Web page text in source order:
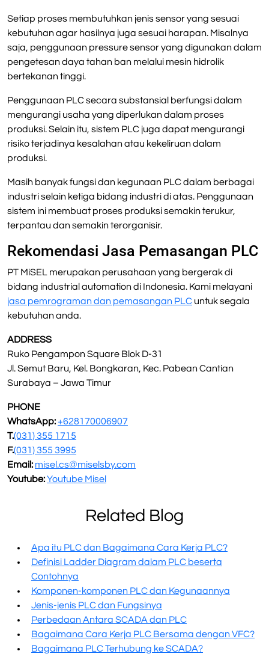
Setiap proses membutuhkan jenis sensor yang sesuai
kebutuhan agar hasilnya juga sesuai harapan. Misalnya
saja, penggunaan pressure sensor yang digunakan dalam
pengetesan daya tahan ban melalui mesin hidrolik
bertekanan tinggi.
Penggunaan PLC secara substansial berfungsi dalam
mengurangi usaha yang diperlukan dalam proses
produksi. Selain itu, sistem PLC juga dapat mengurangi
risiko terjadinya kesalahan atau kekeliruan dalam
produksi.
Masih banyak fungsi dan kegunaan PLC dalam berbagai
industri selain ketiga bidang industri di atas. Penggunaan
sistem ini membuat proses produksi semakin terukur,
terpantau dan semakin terorganisir.
Rekomendasi Jasa Pemasangan PLC
PT MiSEL merupakan perusahaan yang bergerak di
bidang industrial automation di Indonesia. Kami melayani
jasa pemrograman dan pemasangan PLC untuk segala
kebutuhan anda.
ADDRESS
Ruko Pengampon Square Blok D-31
Jl. Semut Baru, Kel. Bongkaran, Kec. Pabean Cantian
Surabaya – Jawa Timur
PHONE
WhatsApp:+628170006907
T.(031) 355 1715
F.(031) 355 3995
Email: misel.cs@miselsby.com
Youtube:Youtube Misel
Related Blog
Apa itu PLC dan Bagaimana Cara Kerja PLC?
Definisi Ladder Diagram dalam PLC beserta
Contohnya
Komponen-komponen PLC dan Kegunaannya
Jenis-jenis PLC dan Fungsinya
Perbedaan Antara SCADA dan PLC
Bagaimana Cara Kerja PLC Bersama dengan VFC?
Bagaimana PLC Terhubung ke SCADA?